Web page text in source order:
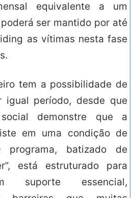
equivalente a um
ser mantido por até
as vítimas nesta fase
tem a possibilidade de
igual período, desde que
demonstre que a
em uma condição de
programa, batizado de
está estruturado para
suporte essencial,